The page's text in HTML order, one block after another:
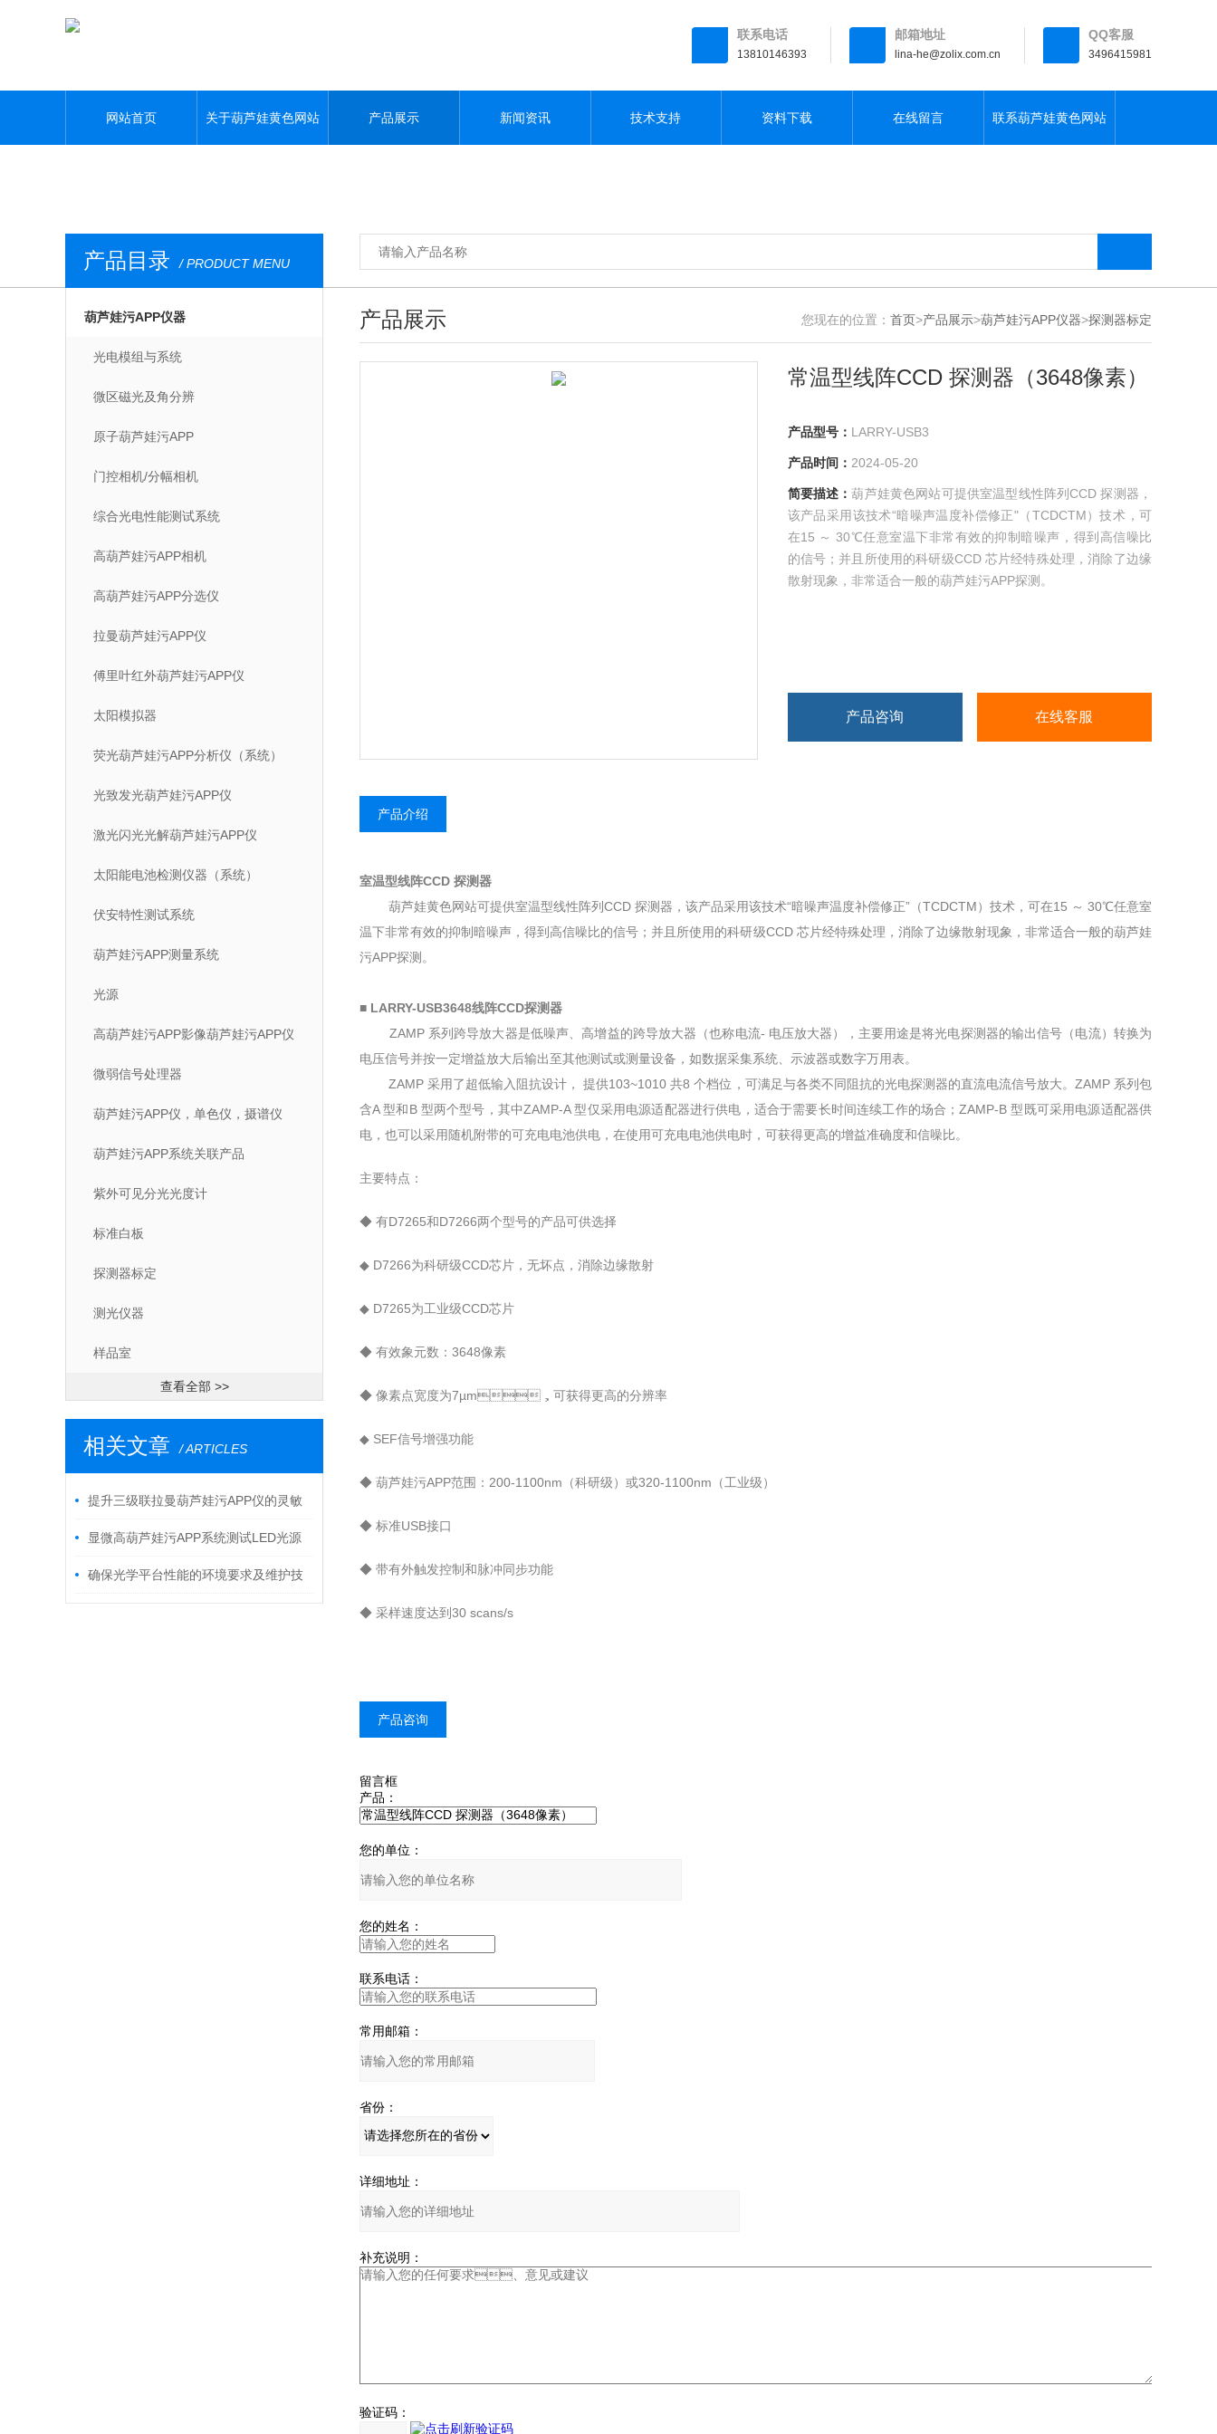
联系电话
13810146393
邮箱地址
lina-he@zolix.com.cn
QQ客服
3496415981
网站首页 关于葫芦娃黄色网站 产品展示 新闻资讯 技术支持 资料下载 在线留言 联系葫芦娃黄色网站
产品目录 / PRODUCT MENU
葫芦娃污APP仪器
光电模组与系统
微区磁光及角分辨
原子葫芦娃污APP
门控相机/分幅相机
综合光电性能测试系统
高葫芦娃污APP相机
高葫芦娃污APP分选仪
拉曼葫芦娃污APP仪
傅里叶红外葫芦娃污APP仪
太阳模拟器
荧光葫芦娃污APP分析仪（系统）
光致发光葫芦娃污APP仪
激光闪光光解葫芦娃污APP仪
太阳能电池检测仪器（系统）
伏安特性测试系统
葫芦娃污APP测量系统
光源
高葫芦娃污APP影像葫芦娃污APP仪
微弱信号处理器
葫芦娃污APP仪，单色仪，摄谱仪
葫芦娃污APP系统关联产品
紫外可见分光光度计
标准白板
探测器标定
测光仪器
样品室
查看全部 >>
相关文章 / ARTICLES
提升三级联拉曼葫芦娃污APP仪的灵敏
度和选择性
显微高葫芦娃污APP系统测试LED光源
分析报告
确保光学平台性能的环境要求及维护技
产品展示 您现在的位置： 首页>产品展示>葫芦娃污APP仪器>探测器标定
常温型线阵CCD 探测器（3648像素）
产品型号： LARRY-USB3
产品时间： 2024-05-20
简要描述：葫芦娃黄色网站可提供室温型线性阵列CCD 探测器，
该产品采用该技术“暗噪声温度补偿修正"（TCDCTM）技术，可
在15 ～ 30℃任意室温下非常有效的抑制暗噪声，得到高信噪比
的信号；并且所使用的科研级CCD 芯片经特殊处理，消除了边缘
散射现象，非常适合一般的葫芦娃污APP探测。
产品咨询 在线客服
产品介绍
室温型线阵CCD 探测器
葫芦娃黄色网站可提供室温型线性阵列CCD 探测器，该产品采用该技术“暗噪声温度补偿修正”（TCDCTM）技术，可在15 ～ 30℃任意室
温下非常有效的抑制暗噪声，得到高信噪比的信号；并且所使用的科研级CCD 芯片经特殊处理，消除了边缘散射现象，非常适合一般的葫芦娃
污APP探测。
■ LARRY-USB3648线阵CCD探测器
ZAMP 系列跨导放大器是低噪声、高增益的跨导放大器（也称电流- 电压放大器），主要用途是将光电探测器的输出信号（电流）转换为
电压信号并按一定增益放大后输出至其他测试或测量设备，如数据采集系统、示波器或数字万用表。
ZAMP 采用了超低输入阻抗设计， 提供103~1010 共8 个档位，可满足与各类不同阻抗的光电探测器的直流电流信号放大。ZAMP 系列包
含A 型和B 型两个型号，其中ZAMP-A 型仅采用电源适配器进行供电，适合于需要长时间连续工作的场合；ZAMP-B 型既可采用电源适配器供
电，也可以采用随机附带的可充电电池供电，在使用可充电电池供电时，可获得更高的增益准确度和信噪比。
主要特点：
◆ 有D7265和D7266两个型号的产品可供选择
◆ D7266为科研级CCD芯片，无坏点，消除边缘散射
◆ D7265为工业级CCD芯片
◆ 有效象元数：3648像素
◆ 像素点宽度为7µm，可获得更高的分辨率
◆ SEF信号增强功能
◆ 葫芦娃污APP范围：200-1100nm（科研级）或320-1100nm（工业级）
◆ 标准USB接口
◆ 带有外触发控制和脉冲同步功能
◆ 采样速度达到30 scans/s
产品咨询
留言框
产品：
您的单位：
您的姓名：
联系电话：
常用邮箱：
省份：
详细地址：
补充说明：
验证码：